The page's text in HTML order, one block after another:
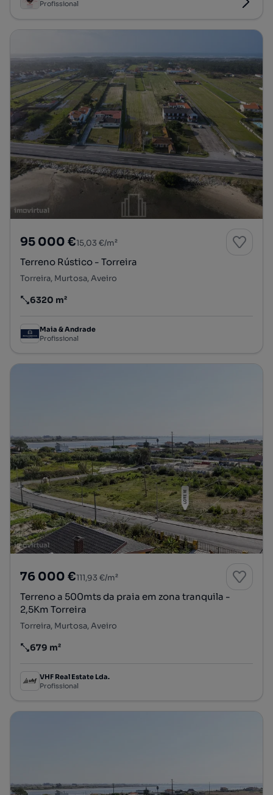
Profissional
95 000 €15,03 €/m²
Terreno Rústico - Torreira
Torreira, Murtosa, Aveiro
Preço por metro quadrado
6320 m²
Maia & Andrade
Profissional
76 000 €111,93 €/m²
Terreno a 500mts da praia em zona tranquila -
2,5Km Torreira
Torreira, Murtosa, Aveiro
Preço por metro quadrado
679 m²
VHF Real Estate Lda.
Profissional